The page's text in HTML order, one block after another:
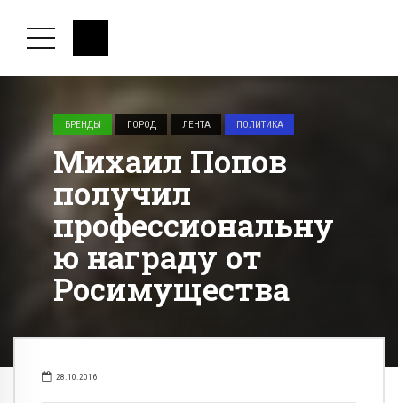
БРЕНДЫ ГОРОД ЛЕНТА ПОЛИТИКА
Михаил Попов
получил
профессиональну
ю награду от
Росимущества
28.10.2016